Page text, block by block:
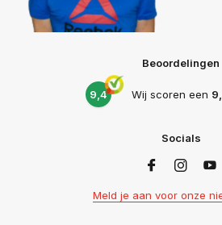
Beoordelingen
9,4 Wij scoren een
Socials
Meld je aan voor onze